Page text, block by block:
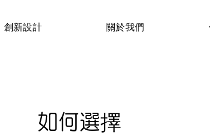
創新設計 關於我們
如何選擇